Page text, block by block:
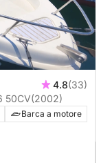
4.8(33)
Barca a motore Marinello Fisherman 16 50CV(2002)
Barca a motore